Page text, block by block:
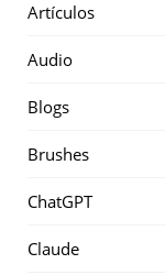
Artículos
Audio
Blogs
Brushes
ChatGPT
Claude